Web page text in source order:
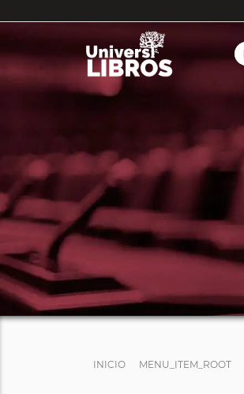
INICIO MENU_ITEM_ROOT